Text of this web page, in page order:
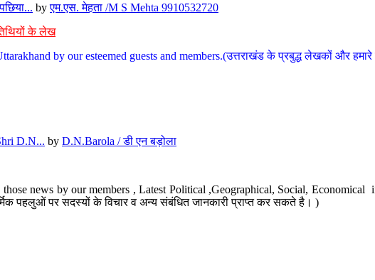
byएम.एस. मेहता /M S Mehta 9910532720
के लेख
by our esteemed guests and members.(उत्तराखंड के प्रबुद्ध लेखकों और हमारे
D.N... by D.N.Barola / डी एन बड़ोला
news by our members , Latest Political ,Geographical, Social,
पहलुओं पर सदस्यों के विचार व अन्य संबंधित जानकारी प्राप्त कर सकते है। )